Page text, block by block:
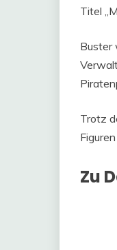
Titel
Buster
Trotz
Zu